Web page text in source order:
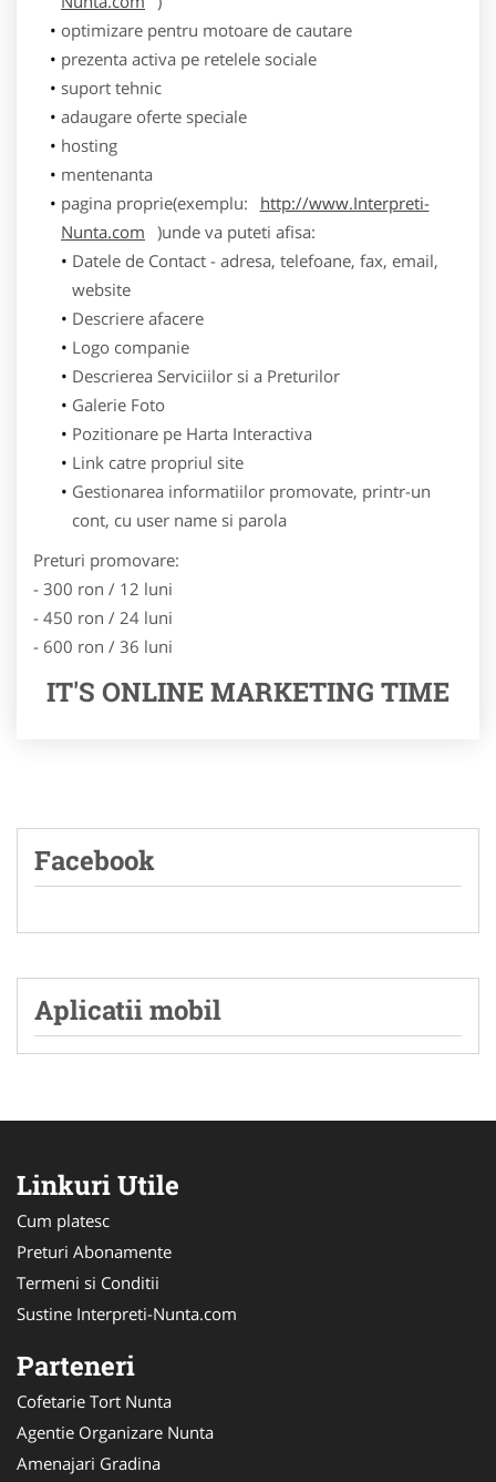
optimizare pentru motoare de cautare
prezenta activa pe retelele sociale
suport tehnic
adaugare oferte speciale
hosting
mentenanta
pagina proprie(exemplu:
http://www.Interpreti-
Nunta.com )unde va puteti afisa:
Datele de Contact - adresa, telefoane, fax, email,
website
Descriere afacere
Logo companie
Descrierea Serviciilor si a Preturilor
Galerie Foto
Pozitionare pe Harta Interactiva
Link catre propriul site
Gestionarea informatiilor promovate, printr-un
cont, cu user name si parola
Preturi promovare:
- 300 ron / 12 luni
- 450 ron / 24 luni
- 600 ron / 36 luni
IT'S ONLINE MARKETING TIME
Facebook
Aplicatii mobil
Linkuri Utile
Cum platesc
Preturi Abonamente
Termeni si Conditii
Sustine Interpreti-Nunta.com
Parteneri
Cofetarie Tort Nunta
Agentie Organizare Nunta
Amenajari Gradina